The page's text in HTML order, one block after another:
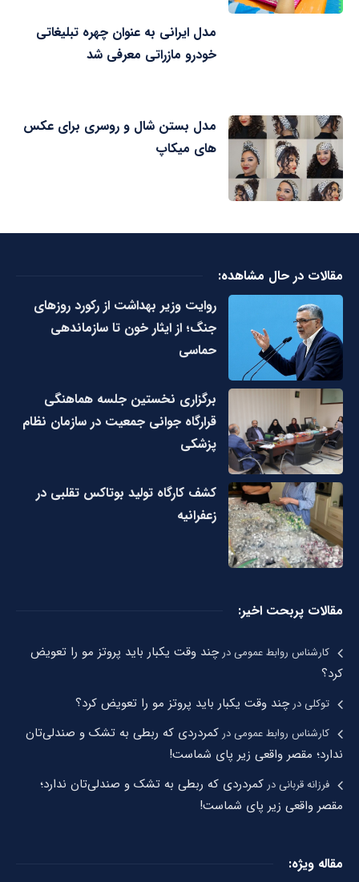
مدل ایرانی به عنوان چهره تبلیغاتی
خودرو مازراتی معرفی شد
مدل بستن شال و روسری برای عکس
های میکاپ
مقالات در حال مشاهده:
روایت وزیر بهداشت از رکورد روزهای
جنگ؛ از ایثار خون تا سازماندهی
حماسی
برگزاری نخستین جلسه هماهنگی
قرارگاه جوانی جمعیت در سازمان نظام
پزشکی
کشف کارگاه تولید بوتاکس تقلبی در
زعفرانیه
مقالات پربحت اخیر:
کارشناس روابط عمومیدرچند وقت یکبار باید پروتز مو را تعویض
کرد؟
توکلیدرچند وقت یکبار باید پروتز مو را تعویض کرد؟
کارشناس روابط عمومیدر کمردردی که ربطی به تشک و صندلی‌تان
ندارد؛ مقصر واقعی زیر پای شماست!
فرزانه قربانیدر کمردردی که ربطی به تشک و صندلی‌تان ندارد؛
مقصر واقعی زیر پای شماست!
مقاله ویژه: